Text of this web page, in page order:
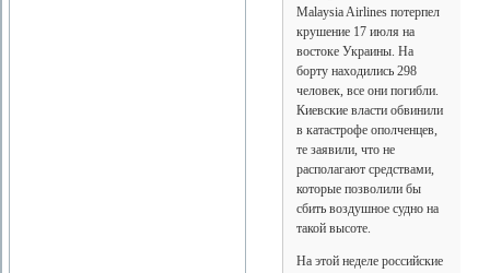
Malaysia Airlines потерпел
крушение 17 июля на
востоке Украины. На
борту находились 298
человек, все они погибли.
Киевские власти обвинили
в катастрофе ополченцев,
те заявили, что не
располагают средствами,
которые позволили бы
сбить воздушное судно на
такой высоте.
На этой неделе российские